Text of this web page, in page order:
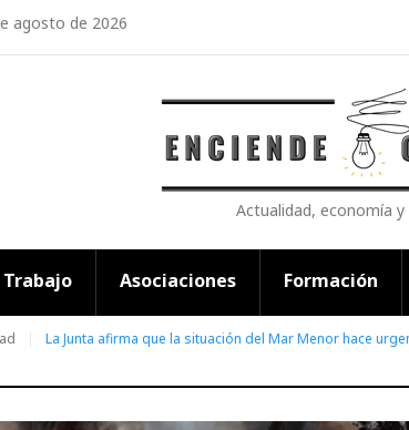
agosto de 2026
Actualidad, economía y
Trabajo Asociaciones Formación
La Junta afirma que la situación del Mar Menor hace